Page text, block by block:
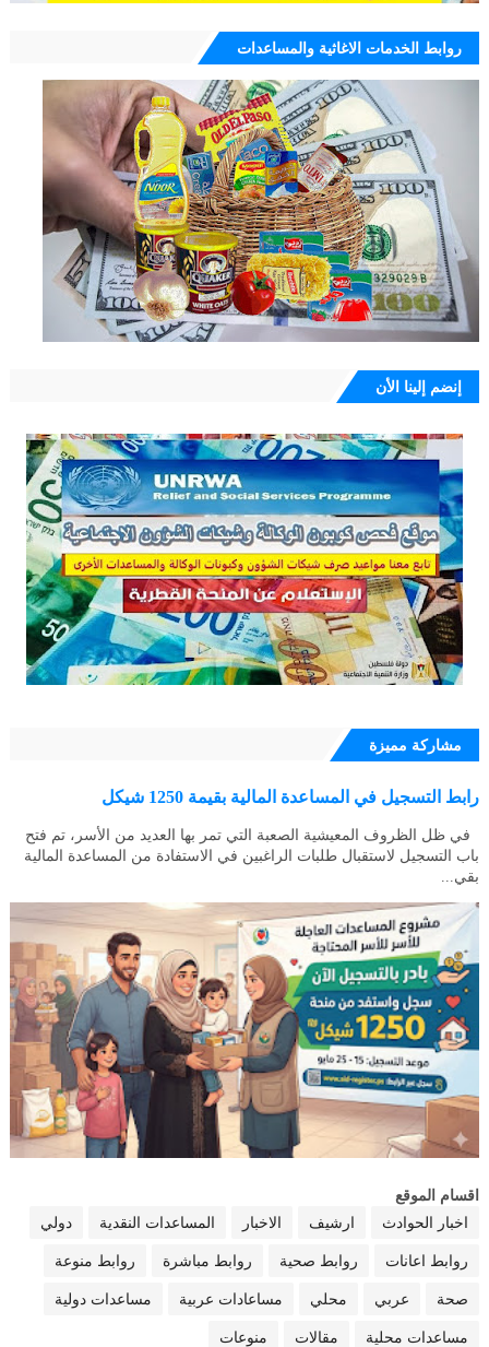
روابط الخدمات الاغاثية والمساعدات
إنضم إلينا الأن
مشاركة مميزة
رابط التسجيل في المساعدة المالية بقيمة 1250 شيكل
في ظل الظروف المعيشية الصعبة التي تمر بها العديد من الأسر، تم فتح
باب التسجيل لاستقبال طلبات الراغبين في الاستفادة من المساعدة المالية
بقي...
اقسام الموقع
اخبار الحوادث
ارشيف الاخبار المساعدات النقدية دولي
روابط اعانات روابط صحية روابط مباشرة روابط منوعة
صحة عربي محلي مساعادات عربية مساعدات دولية
مساعدات محلية مقالات منوعات